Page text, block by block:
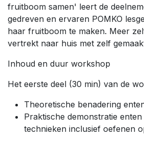
fruitboom samen' leert de
gedreven en ervaren POMKO
haar fruitboom te maken. Meer
vertrekt naar huis met zelf
Inhoud en duur workshop
Het eerste deel (30 min) van de
Theoretische benadering
Praktische demonstratie
technieken inclusief oefenen